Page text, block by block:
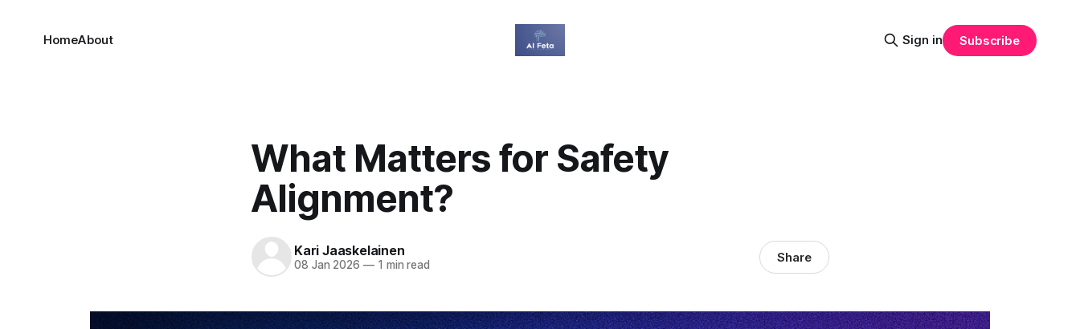
HomeAbout Sign in Subscribe
What Matters for Safety
Alignment?
Kari Jaaskelainen
08 Jan 2026 —1 min read Share